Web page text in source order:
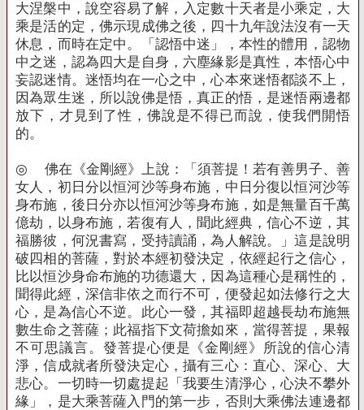
大涅槃中，說空容易了解，入定數十天者是小乘定，大
乘是活的定，佛示現成佛之後，四十九年說法沒有一天
休息，而時在定中。「認悟中迷」，本性的體用，認物
中之迷，認為四大是自身，六塵緣影是真性，本悟心中
妄認迷情。迷悟均在一心之中，心本來迷悟都談不上，
因為眾生迷，所以說佛是悟，真正的悟，是迷悟兩邊都
放下，才見到了性，佛說是不得已而說，使我們開悟
的。
◎
佛在《金剛經》上說：「須菩提！若有善男子、善
女人，初日分以恒河沙等身布施，中日分復以恒河沙等
身布施，後日分亦以恒河沙等身布施，如是無量百千萬
億劫，以身布施，若復有人，聞此經典，信心不逆，其
福勝彼，何況書寫，受持讀誦，為人解說。」這是說明
破四相的菩薩，對於本經初發決定，依經起行之信心，
比以恒沙身命布施的功德還大，因為這種心是稱性的，
聞得此經，深信非依之而行不可，便發起如法修行之大
心，是為信心不逆。此心一發，其福即超越長劫布施無
數生命之菩薩；此福指下文荷擔如來，當得菩提，果報
不可思議言。發菩提心便是《金剛經》所說的信心清
淨，信成就者所發決定心，攝有三心：直心、深心、大
悲心。一切時一切處提起「我要生清淨心，心決不攀外
緣」，是大乘菩薩入門的第一步，否則大乘佛法連邊都